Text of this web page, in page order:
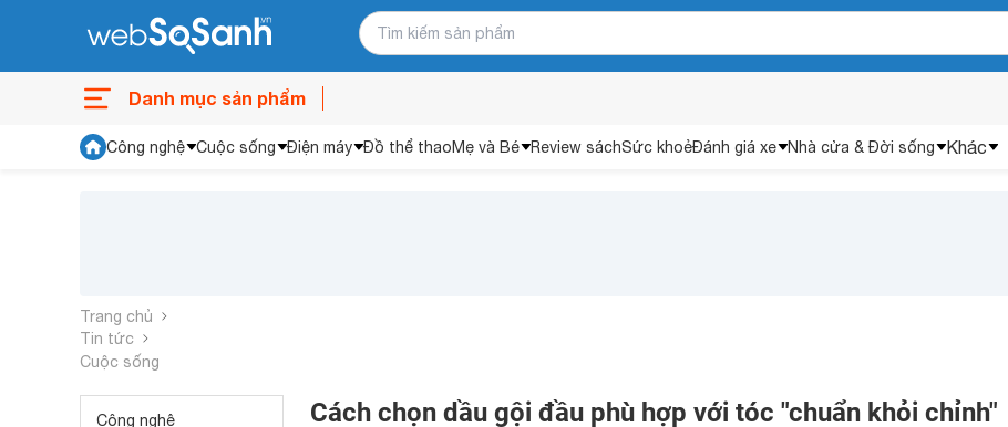
Danh mục sản phẩm
Công nghệ Cuộc sống Điện máy Đồ thể thaoMẹ và Bé Review sáchSức khoẻĐánh giá xe Nhà cửa & Đời sống Khác
Trang chủ
Tin tức
Cuộc sống
Công nghệ
Cách chọn dầu gội đầu phù hợp với tóc "chuẩn khỏi chỉnh"